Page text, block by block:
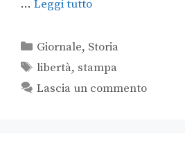
… Leggi tutto
Giornale, Storia
libertà, stampa
Lascia un commento